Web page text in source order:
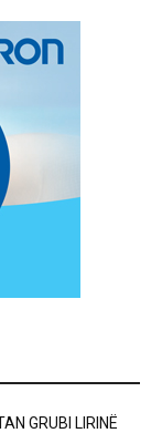
GRUBI LIRINË